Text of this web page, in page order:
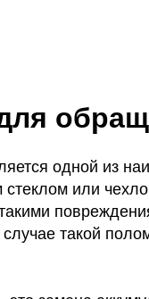
одной из
или
такой